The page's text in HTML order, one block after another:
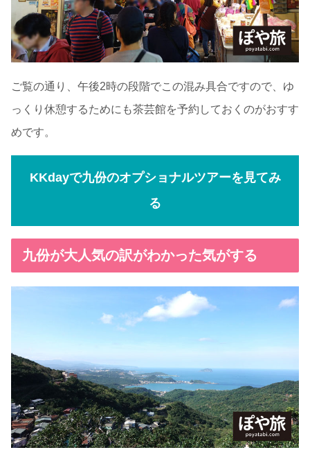
ご覧の通り、午後2時の段階でこの混み具合ですので、ゆ
っくり休憩するためにも茶芸館を予約しておくのがおすす
めです。
KKdayで九份のオプショナルツアーを見てみ
る
九份が大人気の訳がわかった気がする